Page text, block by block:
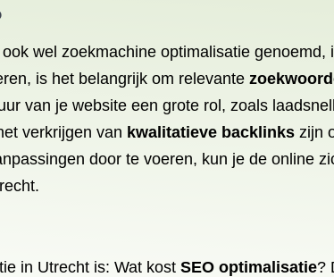
wel zoekmachine optimalisatie
is het belangrijk om relevante
van je website een grote rol, zoals
verkrijgen van kwalitatieve backlinks zijn
door te voeren, kun je de online
in Utrecht is: Wat kost SEO optimalisatie?